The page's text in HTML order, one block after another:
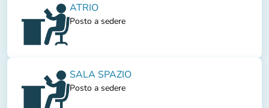
ATRIO
Posto a sedere
SALA SPAZIO
Posto a sedere